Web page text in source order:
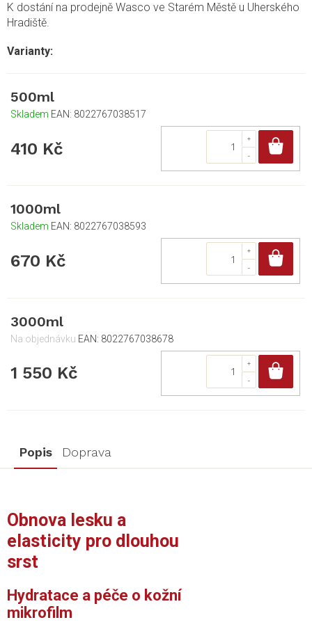
K dostání na prodejně Wasco ve Starém Městě u Uherského
Hradiště.
500ml
Skladem EAN: 8022767038517
410 Kč
1000ml
Skladem EAN: 8022767038593
670 Kč
3000ml
Na objednávku EAN: 8022767038678
1 550 Kč
Popis Doprava
Obnova lesku a
elasticity pro dlouhou
srst
Hydratace a péče o kožní
mikrofilm